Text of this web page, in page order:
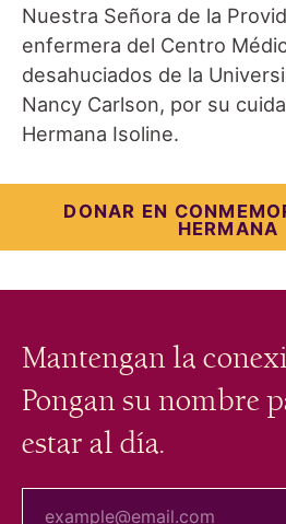
Nuestra Señora de la
enfermera del Centro
desahuciados de la
Nancy Carlson, por su
Hermana Isoline.
DONAR EN
HERMANA
Mantengan la
Pongan su nombre
estar al día.